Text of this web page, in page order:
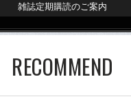
雑誌定期購読のご案内
RECOMMEND